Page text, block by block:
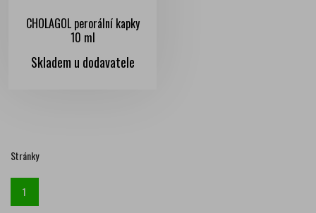
CHOLAGOL perorální kapky
10 ml
Skladem u dodavatele
Stránky
1